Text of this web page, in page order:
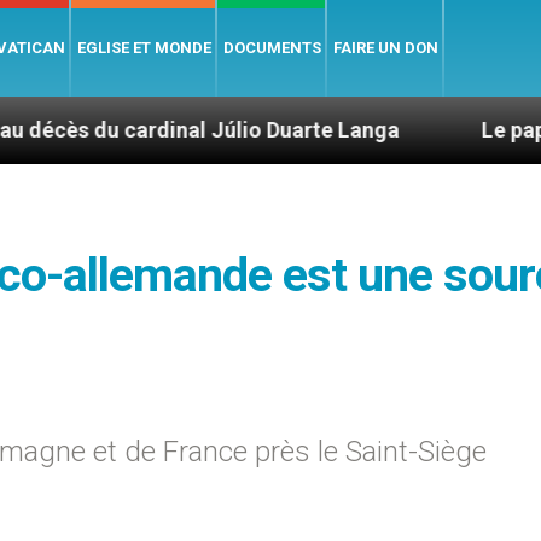
EGLISE ET MONDE DOCUMENTS FAIRE UN DON
Júlio Duarte Langa Le pape Léon XIV
allemande est une
et de France près le Saint-Siège